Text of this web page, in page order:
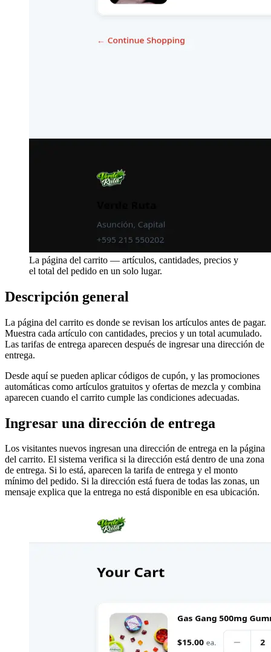
La página del carrito — artículos, cantidades, precios y
el total del pedido en un solo lugar.
Descripción general
La página del carrito es donde se revisan los artículos antes de pagar.
Muestra cada artículo con cantidades, precios y un total acumulado.
Las tarifas de entrega aparecen después de ingresar una dirección de
entrega.
Desde aquí se pueden aplicar códigos de cupón, y las promociones
automáticas como artículos gratuitos y ofertas de mezcla y combina
aparecen cuando el carrito cumple las condiciones adecuadas.
Ingresar una dirección de entrega
Los visitantes nuevos ingresan una dirección de entrega en la página
del carrito. El sistema verifica si la dirección está dentro de una zona
de entrega. Si lo está, aparecen la tarifa de entrega y el monto
mínimo del pedido. Si la dirección está fuera de todas las zonas, un
mensaje explica que la entrega no está disponible en esa ubicación.